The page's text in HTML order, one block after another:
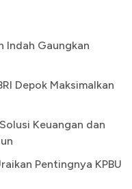
Indah Gaungkan
Depok Maksimalkan
Keuangan dan
Pentingnya KPBU